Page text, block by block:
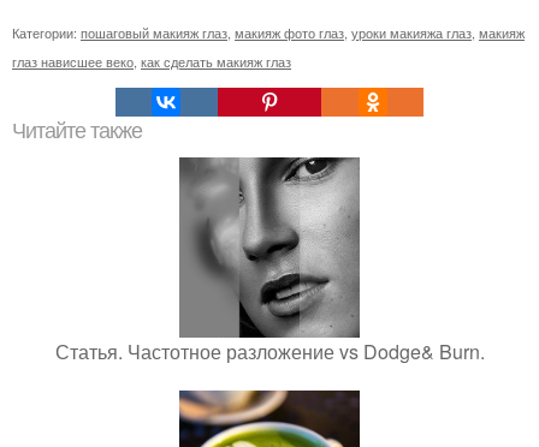
Категории: пошаговый макияж глаз макияж фото глаз уроки макияжа глаз макияж
глаз нависшее веко как сделать макияж глаз
Читайте также
Статья. Частотное разложение vs Dodge& Burn.